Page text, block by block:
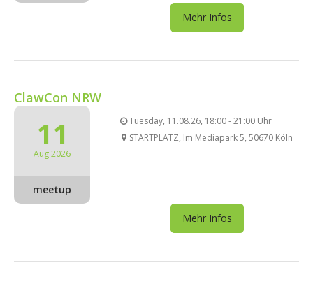
Mehr Infos
ClawCon NRW
11
Aug 2026
meetup
Tuesday, 11.08.26, 18:00 - 21:00 Uhr
STARTPLATZ, Im Mediapark 5, 50670 Köln
Mehr Infos